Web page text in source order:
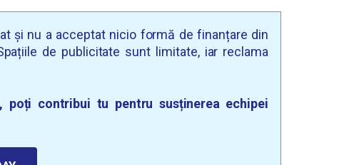
și nu a acceptat nicio formă de finanțare din
de publicitate sunt limitate, iar reclama
poți contribui tu pentru susținerea echipei